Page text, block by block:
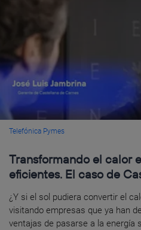
Telefónica Pymes
Transformando el calor
eficientes. El caso de
¿Y si el sol pudiera convertir el
visitando empresas que ya han
ventajas de pasarse a la energía